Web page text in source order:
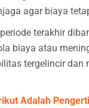
agar biaya
terakhir
biaya atau
tergelincir dan
Adalah